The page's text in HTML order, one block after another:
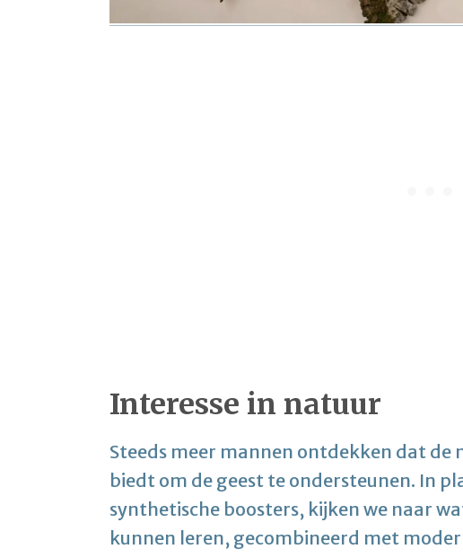
Interesse in natuur
Steeds meer mannen ontdekken dat de
biedt om de geest te ondersteunen. In
synthetische boosters, kijken we naar
kunnen leren, gecombineerd met